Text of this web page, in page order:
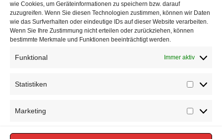
wie Cookies, um Geräteinformationen zu speichern bzw. darauf
zuzugreifen. Wenn Sie diesen Technologien zustimmen, können wir Daten
wie das Surfverhalten oder eindeutige IDs auf dieser Website verarbeiten.
Wenn Sie Ihre Zustimmung nicht erteilen oder zurückziehen, können
bestimmte Merkmale und Funktionen beeinträchtigt werden.
Funktional Immer aktiv
Statistiken
Marketing
Impressum
Cookie-Richtlinie (EU)